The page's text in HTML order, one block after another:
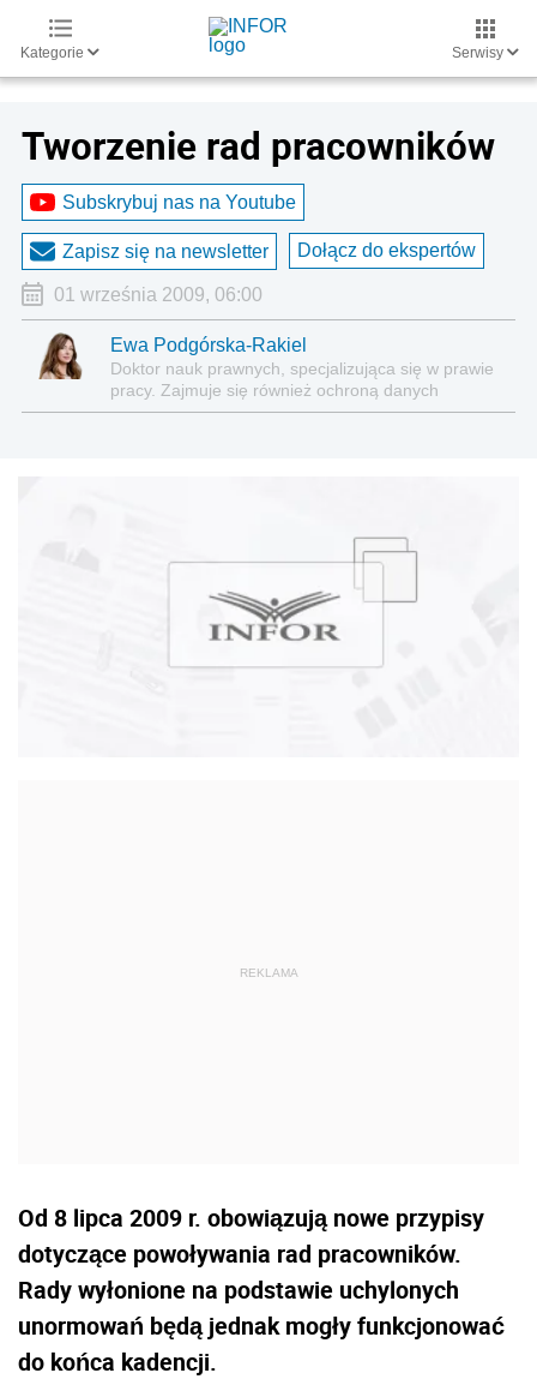
Kategorie Serwisy
Tworzenie rad pracowników
Subskrybuj nas na Youtube
Zapisz się na newsletter Dołącz do ekspertów
01 września 2009, 06:00
Ewa Podgórska-Rakiel
Doktor nauk prawnych, specjalizująca się w prawie
pracy. Zajmuje się również ochroną danych
osobowych w stosunkach pracy, także w
związkami zawodowymi na poziomie krajowym i
międzynarodowym. Ekspert zespołu ds.
międzynarodowych Rady Dialogu Społecznego.
Autorka licznych publikacji, wypowiedzi medialnych,
w tym debat na temat aktualnych problemów prawa
Od 8 lipca 2009 r. obowiązują nowe przypisy
dotyczące powoływania rad pracowników.
Rady wyłonione na podstawie uchylonych
unormowań będą jednak mogły funkcjonować
do końca kadencji.